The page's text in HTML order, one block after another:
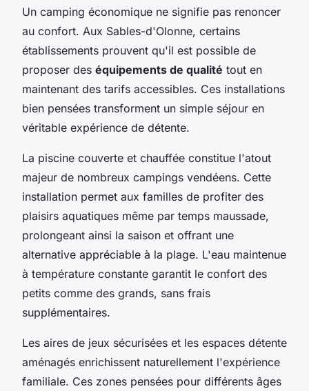
Un camping économique ne signifie pas renoncer
au confort. Aux Sables-d'Olonne, certains
établissements prouvent qu'il est possible de
proposer des équipements de qualité tout en
maintenant des tarifs accessibles. Ces installations
bien pensées transforment un simple séjour en
véritable expérience de détente.
La piscine couverte et chauffée constitue l'atout
majeur de nombreux campings vendéens. Cette
installation permet aux familles de profiter des
plaisirs aquatiques même par temps maussade,
prolongeant ainsi la saison et offrant une
alternative appréciable à la plage. L'eau maintenue
à température constante garantit le confort des
petits comme des grands, sans frais
supplémentaires.
Les aires de jeux sécurisées et les espaces détente
aménagés enrichissent naturellement l'expérience
familiale. Ces zones pensées pour différents âges